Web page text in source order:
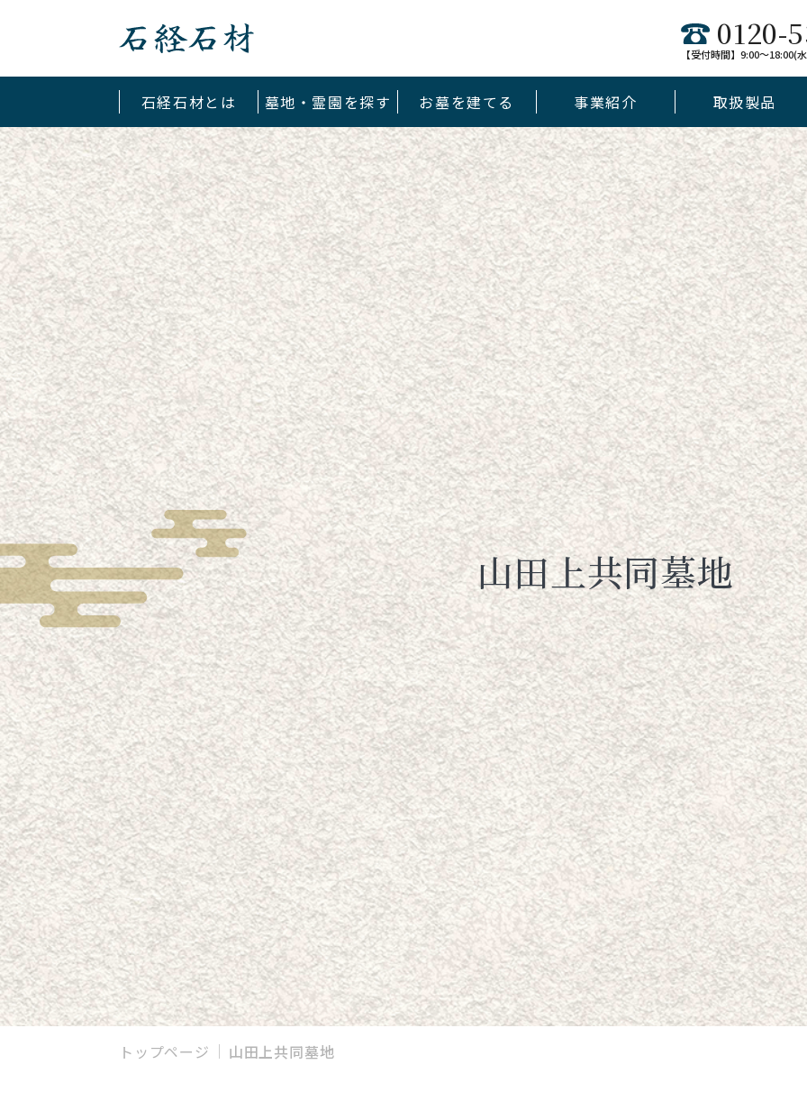
0120-
【受付時間】9:00～18:00(
石経石材とは 墓地・霊園を探す お墓を建てる 事業紹介 取扱製品
和墓
デザイン墓
未来墓
jewel
山田上共同墓地
トップページ 山田上共同墓地